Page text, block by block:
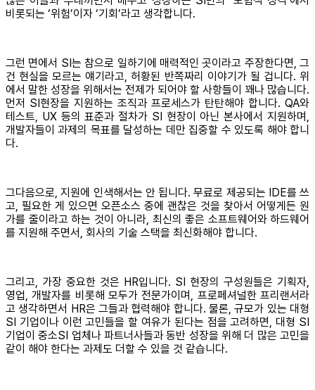
비롯되는 ‘위험’이자 ‘기회’라고 생각합니다.
그런 면에서 SI는 참으로 일하기에 매력적인 곳이라고 주장한다면, 그
건 현실을 모르는 얘기라고, 허황된 반쪽짜리 이야기가 될 겁니다. 위
에서 말한 성장을 위해서는 전제가 되어야 할 사항들이 꽤나 많습니다.
먼저 SI현장을 지원하는 조직과 프로세스가 탄탄해야 합니다. QA와
테스트, UX 등의 표준과 절차가 SI 현장이 아닌 본사에서 지원하며,
개발자들이 과제의 목표를 달성하는 데만 집중할 수 있도록 해야 합니
다.
그다음으로, 지원에 인색해서는 안 됩니다. 무료로 제공되는 IDE를 쓰
고, 필요한 게 있으면 오픈소스 중에 괜찮은 것을 찾아서 어떻게든 원
가를 줄이라고 하는 것이 아니라, 최신의 좋은 소프트웨어와 하드웨어
를 지원해 주면서, 회사의 기술 스택을 최신화해야 합니다.
그리고, 가장 중요한 것은 HR입니다. SI 현장의 구성원들은 기획자,
영업, 개발자를 비롯해 모두가 전문가이며, 프로페셔널한 프리랜서라
고 생각하면서 HR은 그들과 협력해야 합니다. 물론, 규모가 있는 대형
SI 기업이나 이런 고민들을 할 여유가 된다는 점을 고려하면, 대형 SI
기업이 중소SI 업체나 파트너사들과 동반 성장을 위해 더 많은 고민을
같이 해야 한다는 과제도 더할 수 있을 것 같습니다.